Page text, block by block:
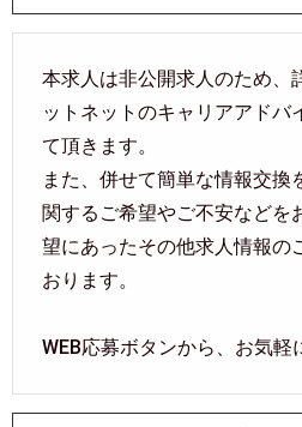
本求人は非公開求人のため、
ットネットのキャリアアドバ
て頂きます。
また、併せて簡単な情報交換
関するご希望やご不安などを
望にあったその他求人情報の
おります。
WEB応募ボタンから、お気軽